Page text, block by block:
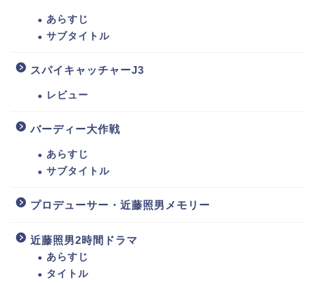
あらすじ
サブタイトル
スパイキャッチャーJ3
レビュー
バーディー大作戦
あらすじ
サブタイトル
プロデューサー・近藤照男メモリー
近藤照男2時間ドラマ
あらすじ
タイトル